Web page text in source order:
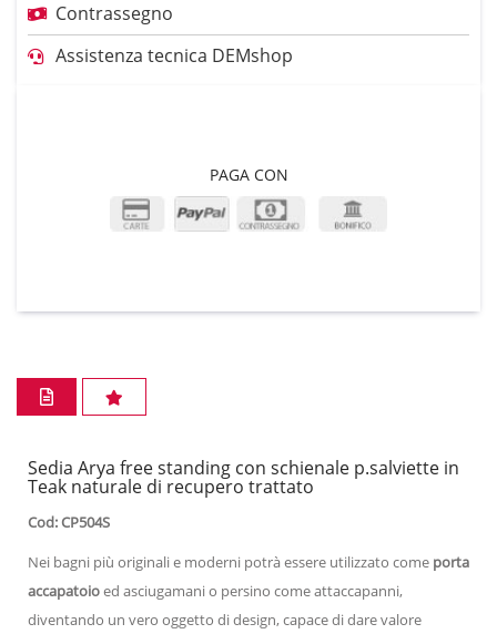
Contrassegno
Assistenza tecnica DEMshop
PAGA CON
Sedia Arya free standing con schienale p.salviette in
Teak naturale di recupero trattato
Cod: CP504S
Nei bagni più originali e moderni potrà essere utilizzato come porta
accapatoioed asciugamani o persino come attaccapanni,
diventando un vero oggetto di design, capace di dare valore